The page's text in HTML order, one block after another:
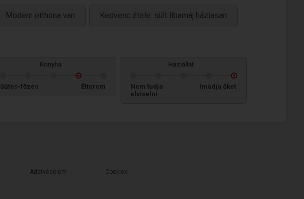
Modern otthona van Kedvenc étele: sült libamáj háziasan
Konyha
Sütés-főzés Étterem
Háziállat
Nem tudja
elviselni
Imádja őket
Adatvédelem Cookiek